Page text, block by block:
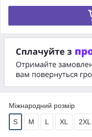
Міжнародний розмір
S M L XL 2XL